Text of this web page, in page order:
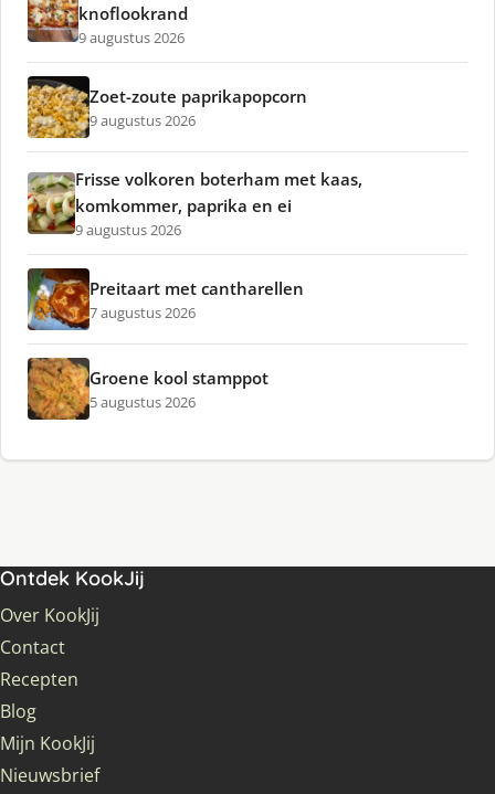
knoflookrand
9 augustus 2026
Zoet-zoute paprikapopcorn
9 augustus 2026
Frisse volkoren boterham met kaas,
komkommer, paprika en ei
9 augustus 2026
Preitaart met cantharellen
7 augustus 2026
Groene kool stamppot
5 augustus 2026
Ontdek KookJij
Over KookJij
Contact
Recepten
Blog
Mijn KookJij
Nieuwsbrief